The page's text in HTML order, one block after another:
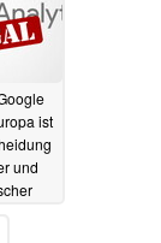
ist
und